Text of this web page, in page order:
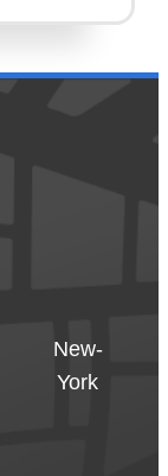
New-
York